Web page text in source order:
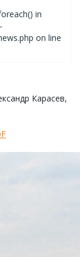
in
on line
Карасев,